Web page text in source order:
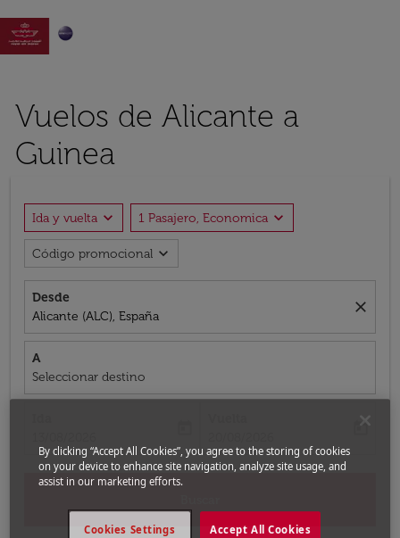

Vuelos de Alicante a
Guinea
Ida y vuelta expand_more 1 Pasajero, Economica expand_more
Código promocional expand_more
Desde
Alicante (ALC), España
close
A
Seleccionar destino
By clicking “Accept All Cookies”, you agree to the storing of cookies
on your device to enhance site navigation, analyze site usage, and
assist in our marketing efforts.
Accept All Cookies
Cookies Settings